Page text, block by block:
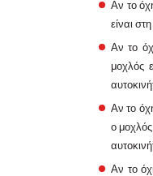
Αν το
είναι
Αν το
μοχλός
Αν το
ο μοχλός
Αν το